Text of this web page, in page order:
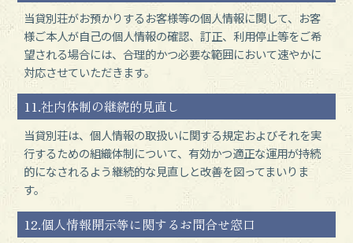
当貸別荘がお預かりするお客様等の個人情報に関して、お客
様ご本人が自己の個人情報の確認、訂正、利用停止等をご希
望される場合には、合理的かつ必要な範囲において速やかに
対応させていただきます。
11.社内体制の継続的見直し
当貸別荘は、個人情報の取扱いに関する規定およびそれを実
行するための組織体制について、有効かつ適正な運用が持続
的になされるよう継続的な見直しと改善を図ってまいりま
す。
12.個人情報開示等に関するお問合せ窓口